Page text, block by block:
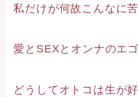
私だけが何故こんなに
愛とSEXとオンナのエゴ
どうしてオトコは生が